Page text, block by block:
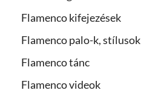
Flamenco kifejezések
Flamenco palo-k, stílusok
Flamenco tánc
Flamenco videok